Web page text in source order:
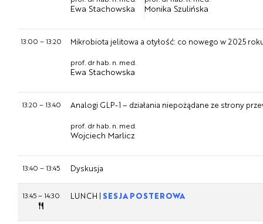
Ewa Stachowska Monika Szulińska
13:00 – 13:20 Mikrobiota jelitowa a otyłość: co nowego w 2025
prof. dr hab. n. med.
Ewa Stachowska
13:20 – 13:40 Analogi GLP-1 – działania niepożądane ze strony
prof. dr hab. n. med.
Wojciech Marlicz
13:40 – 13:45 Dyskusja
13:45– 14:30 LUNCH | SESJA POSTEROWA